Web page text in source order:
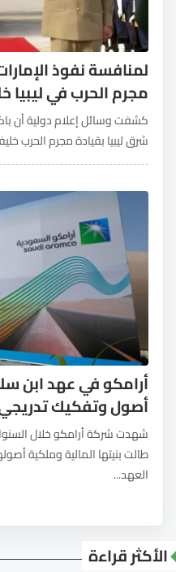
لمنافسة نفوذ
مجرم الحرب في ليبيا
كشفت وسائل إعلام دولية أن
شرق ليبيا بقيادة مجرم الحرب
أرامكو في عهد ابن
أصول وتفكيك
شهدت شركة أرامكو خلال
طالت بنيتها المالية وملكية
العهد...
الأكثر قراءة